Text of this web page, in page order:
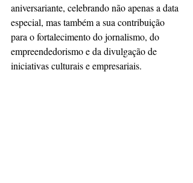
aniversariante, celebrando não apenas a data
especial, mas também a sua contribuição
para o fortalecimento do jornalismo, do
empreendedorismo e da divulgação de
iniciativas culturais e empresariais.